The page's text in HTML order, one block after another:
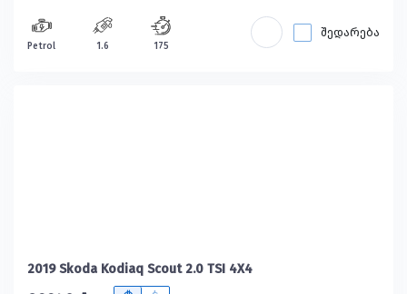
Petrol 1.6 175
შედარება
2019 Skoda Kodiaq Scout 2.0 TSI 4X4